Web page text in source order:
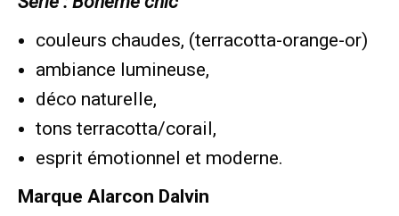
couleurs chaudes, (terracotta-orange-or)
ambiance lumineuse,
déco naturelle,
tons terracotta/corail,
esprit émotionnel et moderne.
Marque Alarcon Dalvin